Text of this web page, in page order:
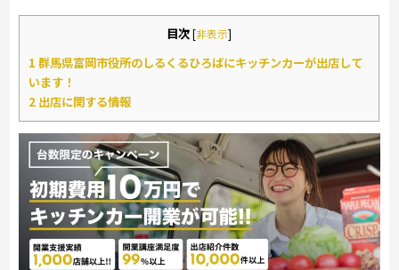
目次[非表示]
1 群馬県富岡市役所のしるくるひろばにキッチンカーが出店して
います！
2 出店に関する情報